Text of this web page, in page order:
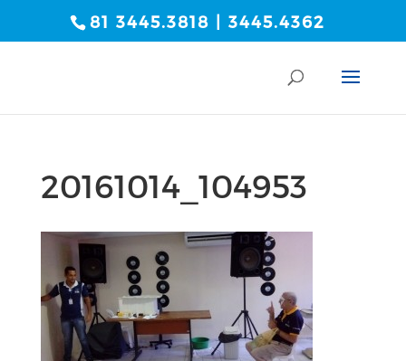
81 3445.3818 | 3445.4362
20161014_104953